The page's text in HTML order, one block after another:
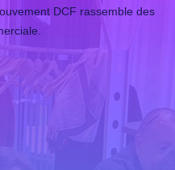
DCF rassemble des